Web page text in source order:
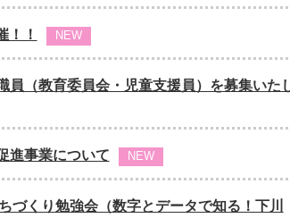
！ NEW
員（教育委員会・児童支援員）を募集いた
進事業について NEW
くり勉強会（数字とデータで知る！下川